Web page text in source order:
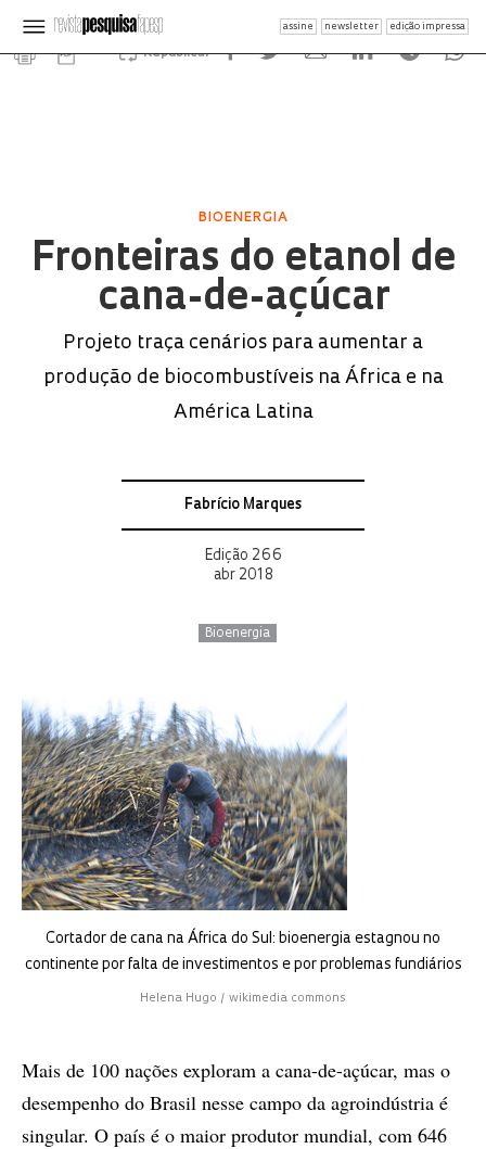
assine newsletter edição impressa
Republicar
BIOENERGIA
Fronteiras do etanol de
cana-de-açúcar
Projeto traça cenários para aumentar a
produção de biocombustíveis na África e na
América Latina
Fabrício Marques
Edição 266
abr 2018
Bioenergia
Cortador de cana na África do Sul: bioenergia estagnou no
continente por falta de investimentos e por problemas fundiários
Helena Hugo / wikimedia commons
Mais de 100 nações exploram a cana-de-açúcar, mas o
desempenho do Brasil nesse campo da agroindústria é
singular. O país é o maior produtor mundial, com 646